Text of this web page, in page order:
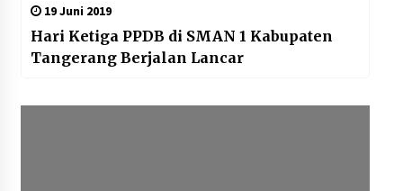
19 Juni 2019
Hari Ketiga PPDB di SMAN 1 Kabupaten
Tangerang Berjalan Lancar